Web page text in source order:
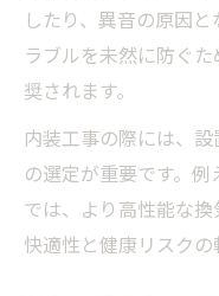
換気レジスター
内装工事で
安
給気レジス
る方法
フィルター
負圧作動レ
したり、異音の原因
ラブルを未然に防ぐ
奨されます。
内装工事の際には、
の選定が重要です。
では、より高性能な換
快適性と健康リスクの